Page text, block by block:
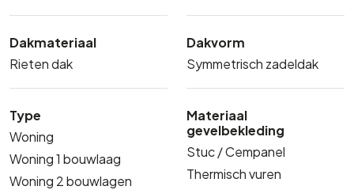
Dakmateriaal
Rieten dak
Dakvorm
Symmetrisch zadeldak
Type
Woning
Woning 1 bouwlaag
Woning 2 bouwlagen
Materiaal
gevelbekleding
Stuc / Cempanel
Thermisch vuren